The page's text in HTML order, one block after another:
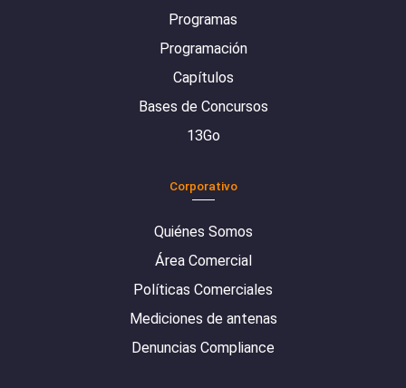
Programas
Programación
Capítulos
Bases de Concursos
13Go
Corporativo
Quiénes Somos
Área Comercial
Políticas Comerciales
Mediciones de antenas
Denuncias Compliance